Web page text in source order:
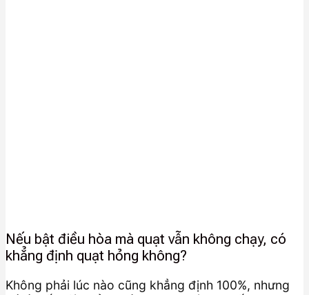
Nếu bật điều hòa mà quạt vẫn không chạy, có
khẳng định quạt hỏng không?
Không phải lúc nào cũng khẳng định 100%, nhưng